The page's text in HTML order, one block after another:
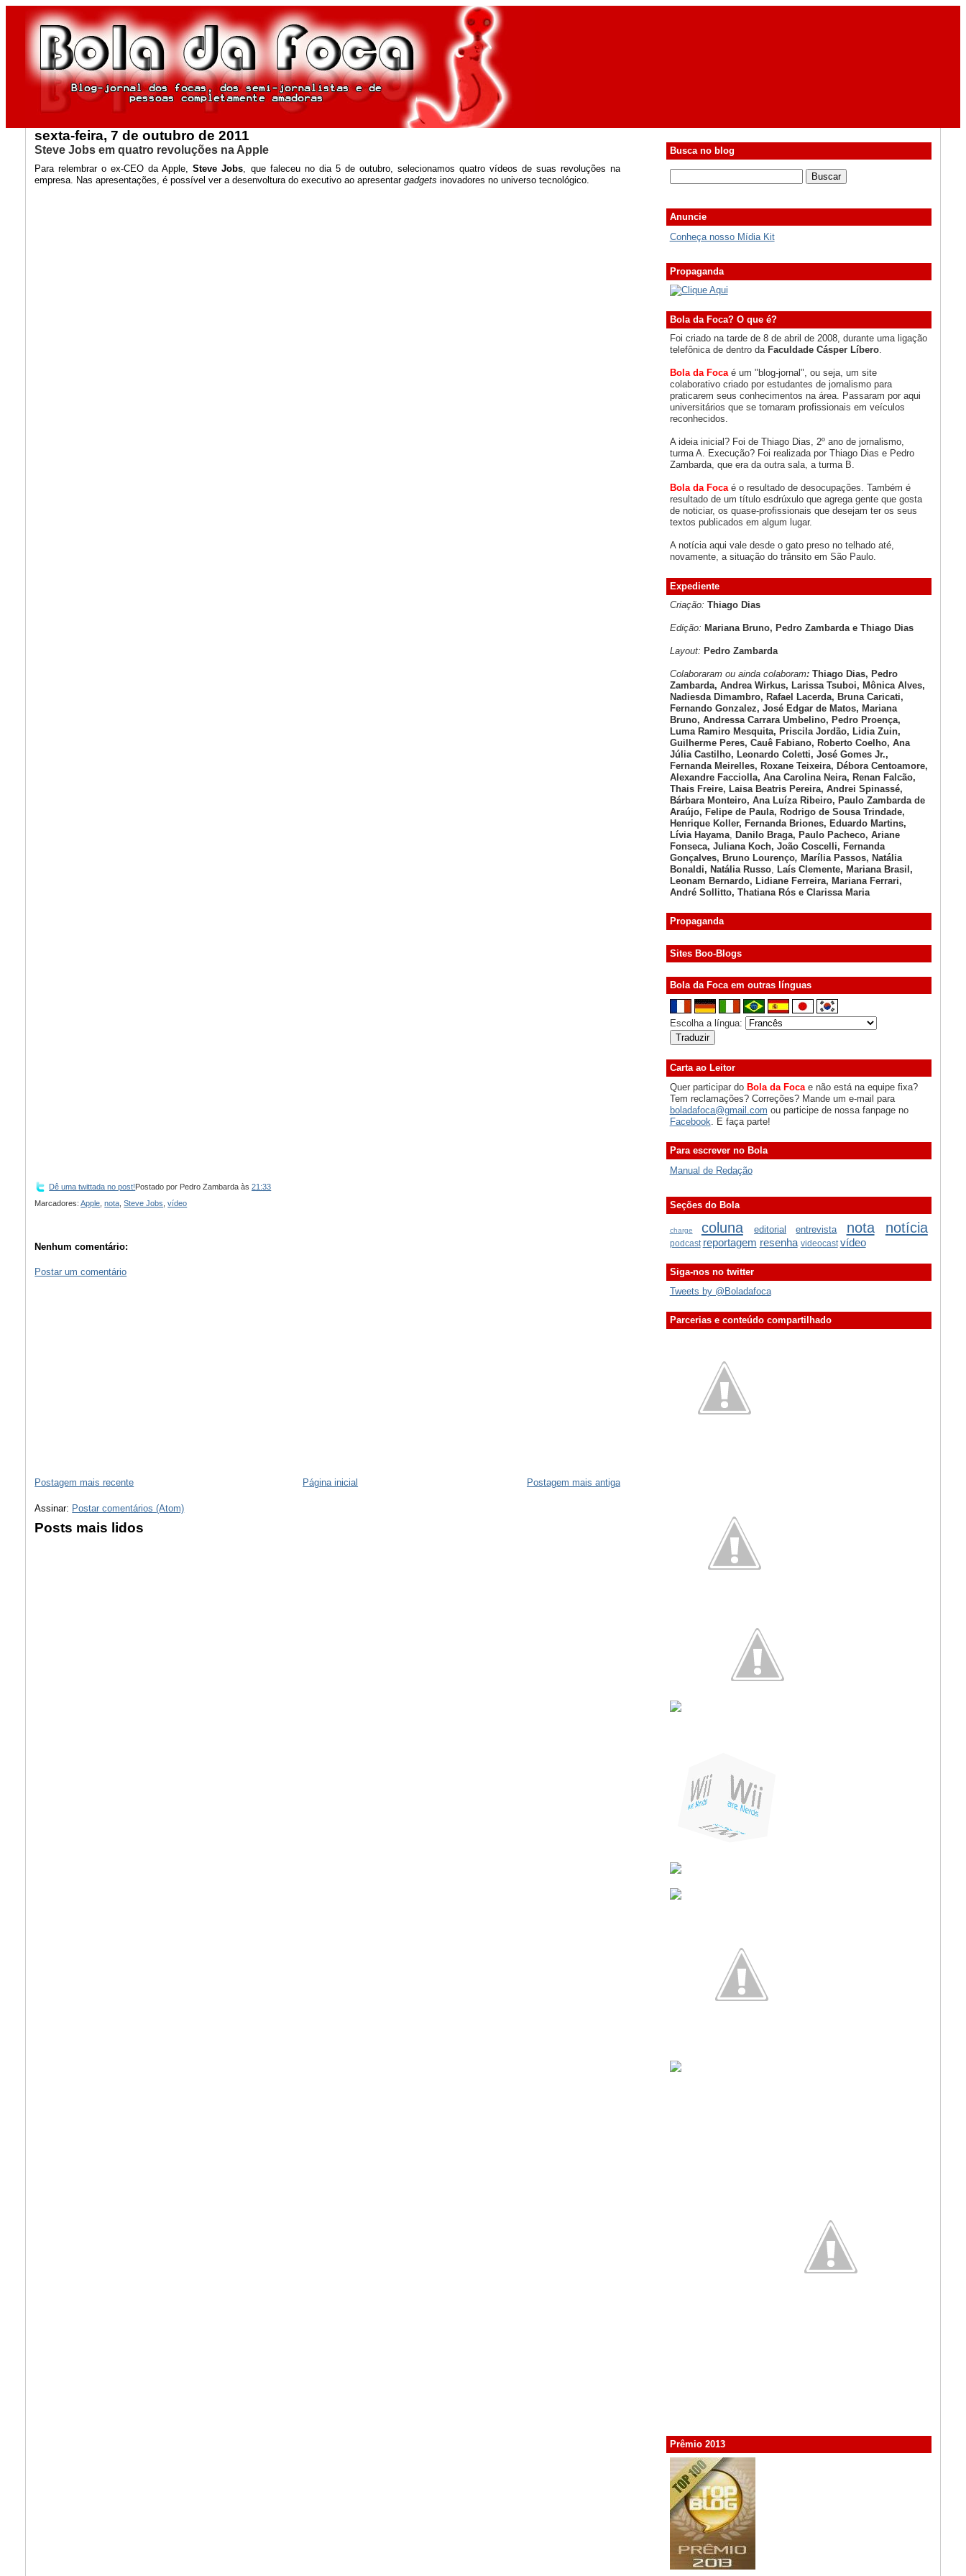
sexta-feira, 7 de outubro de 2011
Steve Jobs em quatro revoluções na Apple
Para relembrar o ex-CEO da Apple,Steve Jobs , que faleceu no dia 5 de outubro, selecionamos quatro vídeos de suas revoluções na
empresa. Nas apresentações, é possível ver a desenvoltura do executivo ao apresentargadgets inovadores no universo tecnológico.
Dê uma twittada no post! Postado por Pedro Zambarda às21:33
Marcadores:Apple ,nota ,Steve Jobs ,vídeo
Nenhum comentário:
Postar um comentário
Postagem mais recente Postagem mais antiga
Página inicial
Assinar: Postar comentários (Atom)
Posts mais lidos
Busca no blog
Anuncie
Conheça nosso Mídia Kit
Propaganda
Bola da Foca? O que é?
Foi criado na tarde de 8 de abril de 2008, durante uma ligação
telefônica de dentro da Faculdade Cásper Líbero.
Bola da Foca é um "blog-jornal", ou seja, um site
colaborativo criado por estudantes de jornalismo para
praticarem seus conhecimentos na área. Passaram por aqui
universitários que se tornaram profissionais em veículos
reconhecidos.
A ideia inicial? Foi de Thiago Dias, 2º ano de jornalismo,
turma A. Execução? Foi realizada por Thiago Dias e Pedro
Zambarda, que era da outra sala, a turma B.
Bola da Focaé o resultado de desocupações. Também é
resultado de um título esdrúxulo que agrega gente que gosta
de noticiar, os quase-profissionais que desejam ter os seus
textos publicados em algum lugar.
A notícia aqui vale desde o gato preso no telhado até,
novamente, a situação do trânsito em São Paulo.
Expediente
Criação: Thiago Dias
Edição: Mariana Bruno, Pedro Zambarda e Thiago Dias
Layout: Pedro Zambarda
Colaboraram ou ainda colaboram: Thiago Dias, Pedro
Zambarda, Andrea Wirkus, Larissa Tsuboi, Mônica Alves,
Nadiesda Dimambro, Rafael Lacerda, Bruna Caricati,
Fernando Gonzalez, José Edgar de Matos, Mariana
Bruno, Andressa Carrara Umbelino, Pedro Proença,
Luma Ramiro Mesquita, Priscila Jordão, Lidia Zuin,
Guilherme Peres, Cauê Fabiano, Roberto Coelho, Ana
Júlia Castilho, Leonardo Coletti, José Gomes Jr.,
Fernanda Meirelles, Roxane Teixeira, Débora Centoamore,
Alexandre Facciolla, Ana Carolina Neira, Renan Falcão,
Thais Freire, Laisa Beatris Pereira, Andrei Spinassé,
Bárbara Monteiro, Ana Luíza Ribeiro, Paulo Zambarda de
Araújo, Felipe de Paula, Rodrigo de Sousa Trindade,
Henrique Koller, Fernanda Briones, Eduardo Martins,
Lívia Hayama, Danilo Braga, Paulo Pacheco, Ariane
Fonseca, Juliana Koch, João Coscelli, Fernanda
Gonçalves, Bruno Lourenço, Marília Passos, Natália
Bonaldi, Natália Russo, Laís Clemente, Mariana Brasil,
Leonam Bernardo, Lidiane Ferreira, Mariana Ferrari,
André Sollitto, Thatiana Rós e Clarissa Maria
Propaganda
Sites Boo-Blogs
Bola da Foca em outras línguas
Escolha a língua:
Carta ao Leitor
Quer participar do Bola da Focae não está na equipe fixa?
Tem reclamações? Correções? Mande um e-mail para
boladafoca@gmail.com ou participe de nossa fanpage no
Facebook . E faça parte!
Para escrever no Bola
Manual de Redação
Seções do Bola
charge coluna editorial entrevista nota notícia
podcast reportagem resenha videocast vídeo
Siga-nos no twitter
Tweets by @Boladafoca
Parcerias e conteúdo compartilhado
Prêmio 2013